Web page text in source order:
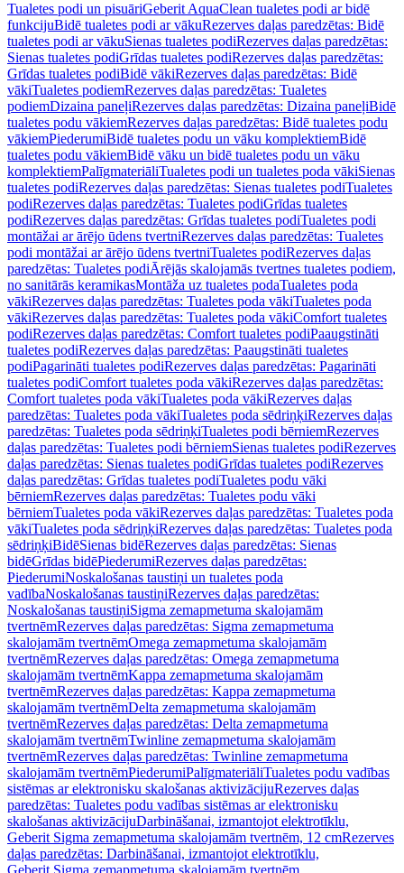
Tualetes podi un pisuāriGeberit AquaClean tualetes podi ar bidē
funkcijuBidē tualetes podi ar vākuRezerves daļas paredzētas: Bidē
tualetes podi ar vākuSienas tualetes podiRezerves daļas paredzētas:
Sienas tualetes podiGrīdas tualetes podiRezerves daļas paredzētas:
Grīdas tualetes podiBidē vākiRezerves daļas paredzētas: Bidē
vākiTualetes podiemRezerves daļas paredzētas: Tualetes
podiemDizaina paneļiRezerves daļas paredzētas: Dizaina paneļiBidē
tualetes podu vākiemRezerves daļas paredzētas: Bidē tualetes podu
vākiemPiederumiBidē tualetes podu un vāku komplektiemBidē
tualetes podu vākiemBidē vāku un bidē tualetes podu un vāku
komplektiemPalīgmateriāliTualetes podi un tualetes poda vākiSienas
tualetes podiRezerves daļas paredzētas: Sienas tualetes podiTualetes
podiRezerves daļas paredzētas: Tualetes podiGrīdas tualetes
podiRezerves daļas paredzētas: Grīdas tualetes podiTualetes podi
montāžai ar ārējo ūdens tvertniRezerves daļas paredzētas: Tualetes
podi montāžai ar ārējo ūdens tvertniTualetes podiRezerves daļas
paredzētas: Tualetes podiĀrējās skalojamās tvertnes tualetes podiem,
no sanitārās keramikasMontāža uz tualetes podaTualetes poda
vākiRezerves daļas paredzētas: Tualetes poda vākiTualetes poda
vākiRezerves daļas paredzētas: Tualetes poda vākiComfort tualetes
podiRezerves daļas paredzētas: Comfort tualetes podiPaaugstināti
tualetes podiRezerves daļas paredzētas: Paaugstināti tualetes
podiPagarināti tualetes podiRezerves daļas paredzētas: Pagarināti
tualetes podiComfort tualetes poda vākiRezerves daļas paredzētas:
Comfort tualetes poda vākiTualetes poda vākiRezerves daļas
paredzētas: Tualetes poda vākiTualetes poda sēdriņķiRezerves daļas
paredzētas: Tualetes poda sēdriņķiTualetes podi bērniemRezerves
daļas paredzētas: Tualetes podi bērniemSienas tualetes podiRezerves
daļas paredzētas: Sienas tualetes podiGrīdas tualetes podiRezerves
daļas paredzētas: Grīdas tualetes podiTualetes podu vāki
bērniemRezerves daļas paredzētas: Tualetes podu vāki
bērniemTualetes poda vākiRezerves daļas paredzētas: Tualetes poda
vākiTualetes poda sēdriņķiRezerves daļas paredzētas: Tualetes poda
sēdriņķiBidēSienas bidēRezerves daļas paredzētas: Sienas
bidēGrīdas bidēPiederumiRezerves daļas paredzētas:
PiederumiNoskalošanas taustiņi un tualetes poda
vadībaNoskalošanas taustiņiRezerves daļas paredzētas:
Noskalošanas taustiņiSigma zemapmetuma skalojamām
tvertnēmRezerves daļas paredzētas: Sigma zemapmetuma
skalojamām tvertnēmOmega zemapmetuma skalojamām
tvertnēmRezerves daļas paredzētas: Omega zemapmetuma
skalojamām tvertnēmKappa zemapmetuma skalojamām
tvertnēmRezerves daļas paredzētas: Kappa zemapmetuma
skalojamām tvertnēmDelta zemapmetuma skalojamām
tvertnēmRezerves daļas paredzētas: Delta zemapmetuma
skalojamām tvertnēmTwinline zemapmetuma skalojamām
tvertnēmRezerves daļas paredzētas: Twinline zemapmetuma
skalojamām tvertnēmPiederumiPalīgmateriāliTualetes podu vadības
sistēmas ar elektronisku skalošanas aktivizācijuRezerves daļas
paredzētas: Tualetes podu vadības sistēmas ar elektronisku
skalošanas aktivizācijuDarbināšanai, izmantojot elektrotīklu,
Geberit Sigma zemapmetuma skalojamām tvertnēm, 12 cmRezerves
daļas paredzētas: Darbināšanai, izmantojot elektrotīklu,
Geberit Sigma zemapmetuma skalojamām tvertnēm,